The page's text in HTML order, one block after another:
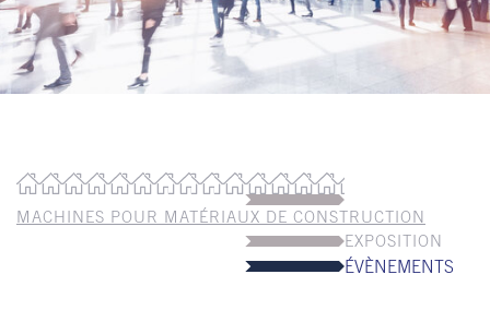
Aller au contact
MACHINES POUR MATÉRIAUX DE CONSTRUCTION
EXPOSITION
ÉVÈNEMENTS